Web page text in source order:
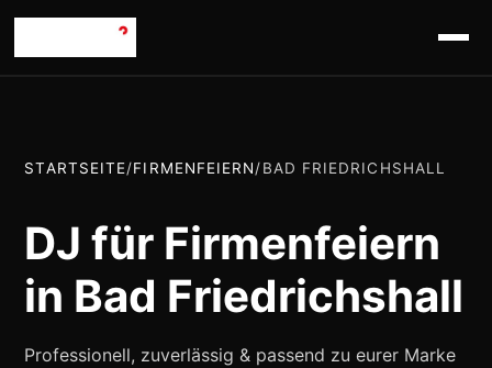
STARTSEITE/FIRMENFEIERN/BAD FRIEDRICHSHALL
DJ für Firmenfeiern
in Bad Friedrichshall
Professionell, zuverlässig & passend zu eurer Marke